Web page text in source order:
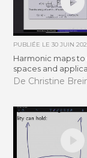
PUBLIÉE LE30 JUIN
Harmonic maps
spaces and
De Christine